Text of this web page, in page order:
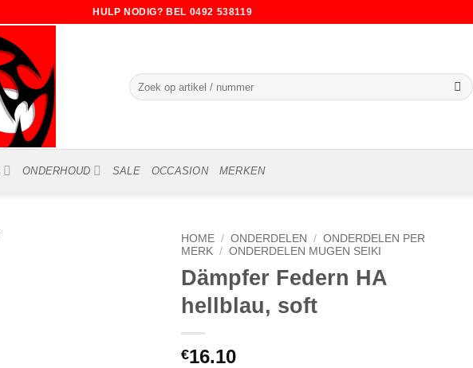
HULP NODIG? BEL 0492 538119
Zoeken
naar:
ONDERHOUD SALE OCCASION MERKEN
HOME / ONDERDELEN / ONDERDELEN PER
MERK / ONDERDELEN MUGEN SEIKI
Dämpfer Federn HA
hellblau, soft
€16.10